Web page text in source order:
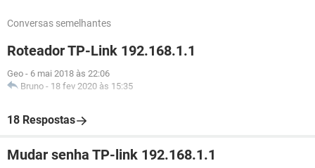
Conversas semelhantes
Roteador TP-Link 192.168.1.1
Geo - 6 mai 2018 às 22:06
Bruno - 18 fev 2020 às 15:35
18 Respostas
Mudar senha TP-link 192.168.1.1